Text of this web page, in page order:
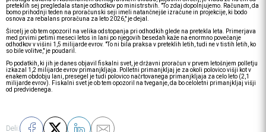
preteklih sej pregledala stanje odhodkov po ministrstvih. "To zdaj dopolnjujemo. Računam, da
bomo prihodnji teden na proračunski seji imeli natančnejše izračune in projekcije, ki bodo
osnova za rebalans proračuna za leto 2026," je dejal.
Šircelj je ob tem opozoril na velika odstopanja pri odhodkih glede na pretekla leta. Primerjava
med prvimi petimi meseci letos in lani po njegovih besedah kaže na enormno povečanje
odhodkov v višini 1,5 milijarde evrov. "To ni bila praksa v preteklih letih, tudi ne v tistih letih, ko
so bile volitve," je poudaril.
Po podatkih, ki jih je danes objavil fiskalni svet, je državni proračun v prvem letošnjem polletju
izkazal 1,2 milijarde evrov primanjkljaja. Polletni primanjkljaj je za okoli polovico višji kot v
enakem obdobju lani, presegel je tudi polovico načrtovanega primanjkljaja za celo leto (2,1
milijarde evrov). Fiskalni svet je ob tem opozoril na tveganje, da bo celoletni primanjkljaj višji
od predvidenega.
Deli: